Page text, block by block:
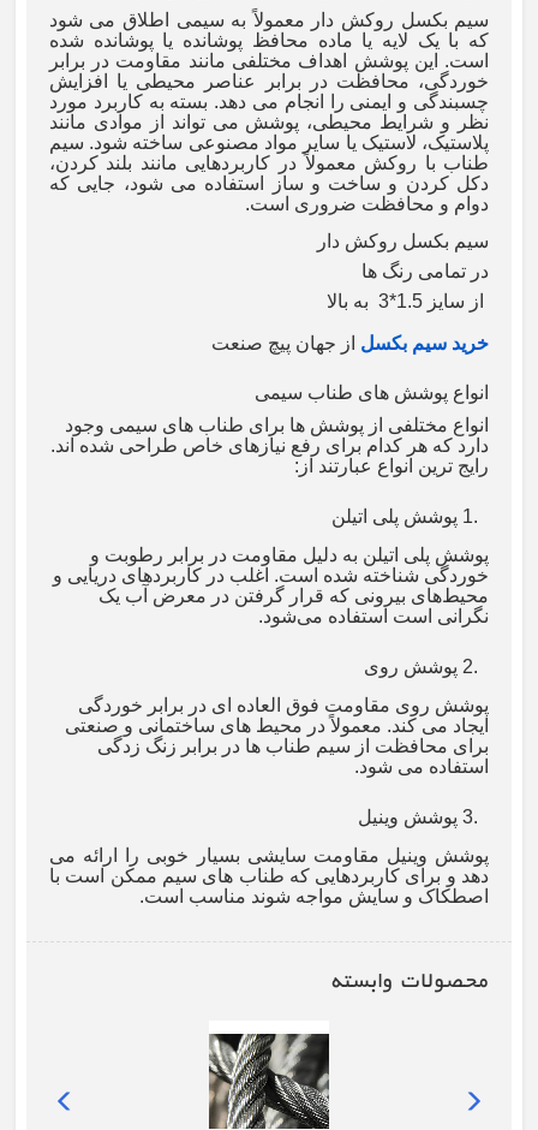
سیم بکسل روکش دار
معمولاً به سیمی اطلاق می شود
که با یک لایه یا ماده محافظ پوشانده یا پوشانده شده
است. این پوشش اهداف مختلفی مانند مقاومت در برابر
خوردگی، محافظت در برابر عناصر محیطی یا افزایش
چسبندگی و ایمنی را انجام می دهد. بسته به کاربرد مورد
نظر و شرایط محیطی، پوشش می تواند از موادی مانند
پلاستیک، لاستیک یا سایر مواد مصنوعی ساخته شود. سیم
طناب با روکش معمولاً در کاربردهایی مانند بلند کردن،
دکل کردن و ساخت و ساز استفاده می شود، جایی که
دوام و محافظت ضروری است.
سیم بکسل روکش دار
در تمامی رنگ ها
از سایز 1.5*3 به بالا
خرید سیم بکسل از جهان پیچ صنعت
انواع پوشش های طناب سیمی
انواع مختلفی از پوشش ها برای طناب های سیمی وجود
دارد که هر کدام برای رفع نیازهای خاص طراحی شده اند.
رایج ترین انواع عبارتند از :
1. پوشش پلی اتیلن
پوشش پلی اتیلن به دلیل مقاومت در برابر رطوبت و
خوردگی شناخته شده است. اغلب در کاربردهای دریایی و
محیط‌های بیرونی که قرار گرفتن در معرض آب یک
نگرانی است استفاده می‌شود.
2. پوشش روی
پوشش روی مقاومت فوق العاده ای در برابر خوردگی
ایجاد می کند. معمولاً در محیط های ساختمانی و صنعتی
برای محافظت از سیم طناب ها در برابر زنگ زدگی
استفاده می شود.
3. پوشش وینیل
پوشش وینیل مقاومت سایشی بسیار خوبی را ارائه می
دهد و برای کاربردهایی که طناب های سیم ممکن است با
اصطکاک و سایش مواجه شوند مناسب است.
محصولات وابسته